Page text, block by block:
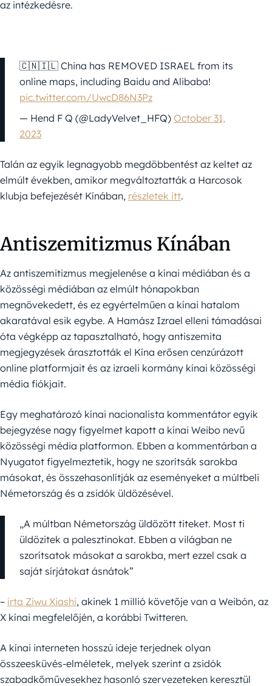
az intézkedésre.
🇨🇳🇮🇱 China has REMOVED ISRAEL from its
online maps, including Baidu and Alibaba!
pic.twitter.com/UwcD86N3Pz
— Hend F Q (@LadyVelvet_HFQ) October 31,
2023
Talán az egyik legnagyobb megdöbbentést az keltet az
elmúlt években, amikor megváltoztatták a Harcosok
klubja befejezését Kínában, részletek itt.
Antiszemitizmus Kínában
Az antiszemitizmus megjelenése a kínai médiában és a
közösségi médiában az elmúlt hónapokban
megnövekedett, és ez egyértelműen a kínai hatalom
akaratával esik egybe. A Hamász Izrael elleni támadásai
óta végképp az tapasztalható, hogy antiszemita
megjegyzések árasztották el Kína erősen cenzúrázott
online platformjait és az izraeli kormány kínai közösségi
média fiókjait.
Egy meghatározó kínai nacionalista kommentátor egyik
bejegyzése nagy figyelmet kapott a kínai Weibo nevű
közösségi média platformon. Ebben a kommentárban a
Nyugatot figyelmeztetik, hogy ne szorítsák sarokba
másokat, és összehasonlítják az eseményeket a múltbeli
Németország és a zsidók üldözésével.
„A múltban Németország üldözött titeket. Most ti
üldözitek a palesztinokat. Ebben a világban ne
szorítsatok másokat a sarokba, mert ezzel csak a
saját sírjátokat ásnátok”
– írta Ziwu Xiashi, akinek 1 millió követője van a Weibón, az
X kínai megfelelőjén, a korábbi Twitteren.
A kínai interneten hosszú ideje terjednek olyan
összeesküvés-elméletek, melyek szerint a zsidók
szabadkőművesekhez hasonló szervezeteken keresztül